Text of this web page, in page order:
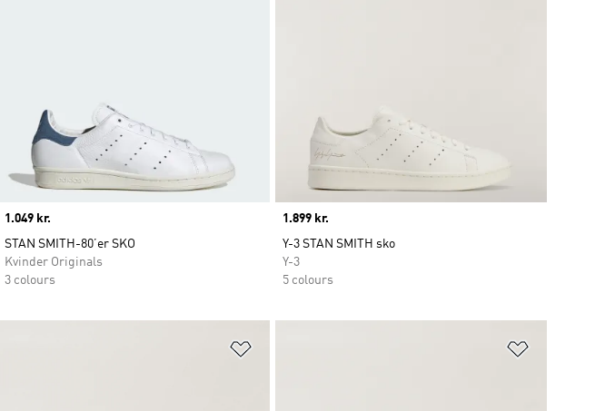
Price
1.049 kr.
STAN SMITH-80’er SKO
Kvinder Originals
3 colours
Price
1.899 kr.
Y-3 STAN SMITH sko
Y-3
5 colours